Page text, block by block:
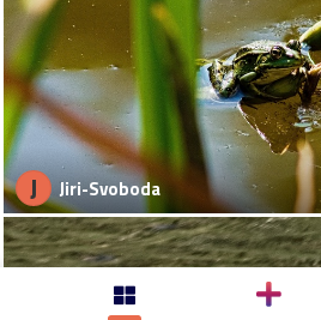
J Jiri-Svoboda